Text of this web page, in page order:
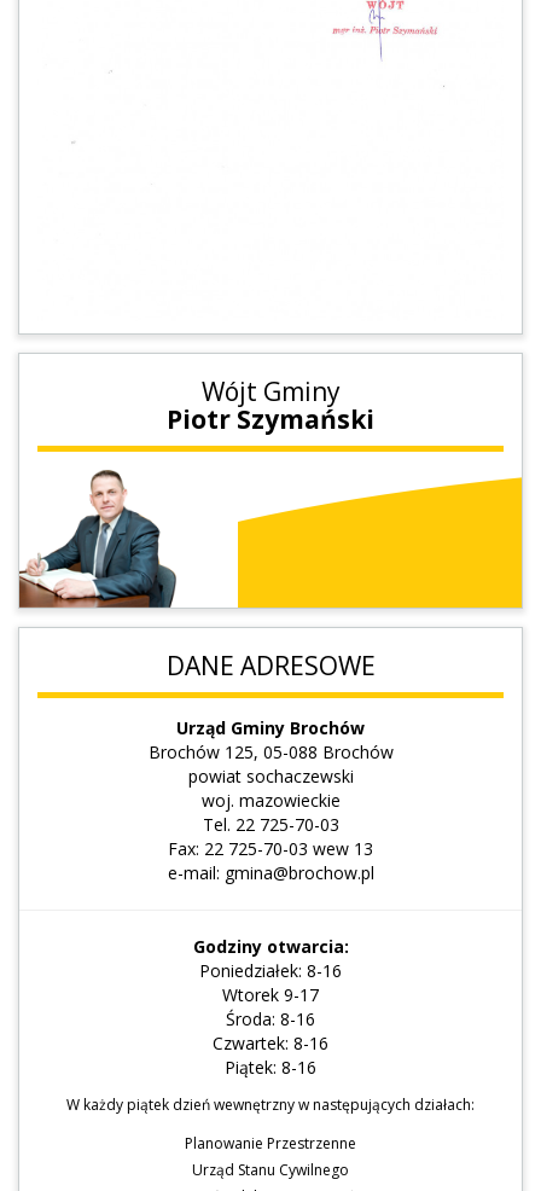
Wójt Gminy
Piotr Szymański
DANE ADRESOWE
Urząd Gminy Brochów
Brochów 125, 05-088 Brochów
powiat sochaczewski
woj. mazowieckie
Tel. 22 725-70-03
Fax: 22 725-70-03 wew 13
e-mail: gmina@brochow.pl
Godziny otwarcia:
Poniedziałek: 8-16
Wtorek 9-17
Środa: 8-16
Czwartek: 8-16
Piątek: 8-16
W każdy piątek dzień wewnętrzny w następujących działach:
Planowanie Przestrzenne
Urząd Stanu Cywilnego